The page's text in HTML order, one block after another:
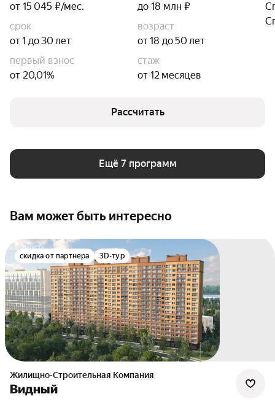
от 15 045 ₽/мес.
до 18 млн ₽
срок
от 1 до 30 лет
возраст
от 18 до 50 лет
первый взнос
от 20,01%
стаж
от 12 месяцев
Рассчитать
Ещё 7 программ
Вам может быть интересно
скидка от партнера 3D-тур
Жилищно-Строительная Компания
Видный